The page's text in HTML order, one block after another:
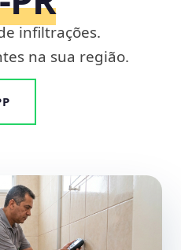
infiltrações.
na sua região.